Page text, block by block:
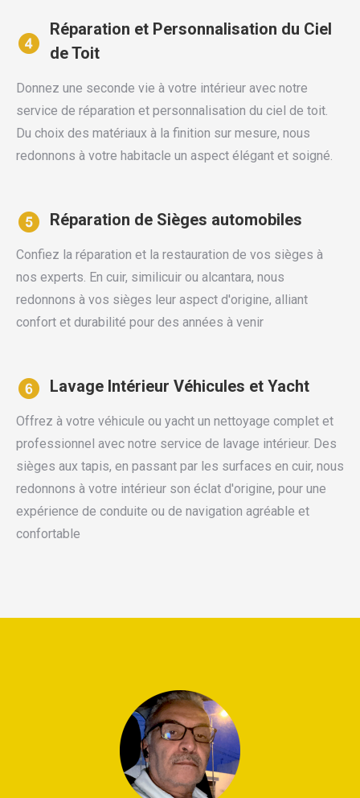
Réparation et Personnalisation du Ciel
de Toit
Donnez une seconde vie à votre intérieur avec notre
service de réparation et personnalisation du ciel de toit.
Du choix des matériaux à la finition sur mesure, nous
redonnons à votre habitacle un aspect élégant et soigné.
Réparation de Sièges automobiles
Confiez la réparation et la restauration de vos sièges à
nos experts. En cuir, similicuir ou alcantara, nous
redonnons à vos sièges leur aspect d'origine, alliant
confort et durabilité pour des années à venir
Lavage Intérieur Véhicules et Yacht
Offrez à votre véhicule ou yacht un nettoyage complet et
professionnel avec notre service de lavage intérieur. Des
sièges aux tapis, en passant par les surfaces en cuir, nous
redonnons à votre intérieur son éclat d'origine, pour une
expérience de conduite ou de navigation agréable et
confortable